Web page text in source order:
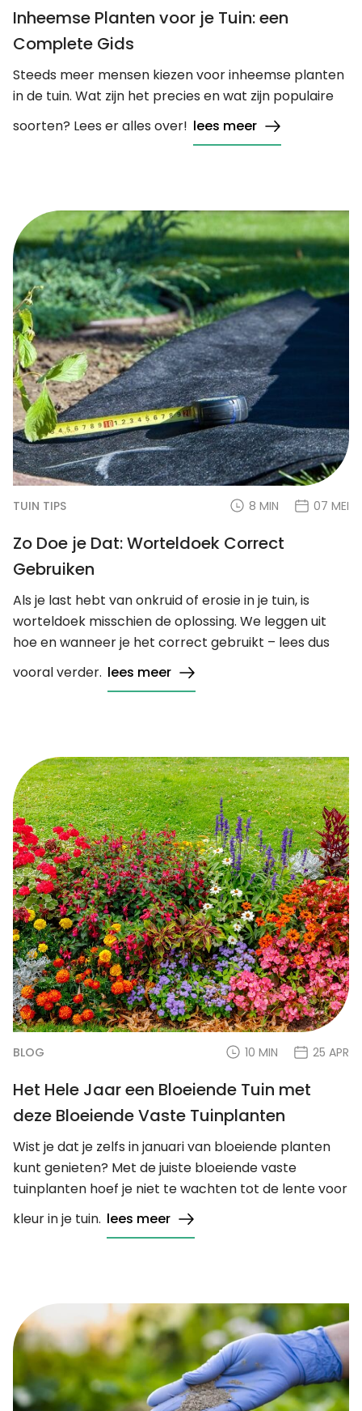
Inheemse Planten voor je Tuin: een
Complete Gids
Steeds meer mensen kiezen voor inheemse planten
in de tuin. Wat zijn het precies en wat zijn populaire
soorten? Lees er alles over! lees meer
TUIN TIPS 8 MIN 07 MEI
Zo Doe je Dat: Worteldoek Correct
Gebruiken
Als je last hebt van onkruid of erosie in je tuin, is
worteldoek misschien de oplossing. We leggen uit
hoe en wanneer je het correct gebruikt – lees dus
vooral verder. lees meer
BLOG 10 MIN 25 APR
Het Hele Jaar een Bloeiende Tuin met
deze Bloeiende Vaste Tuinplanten
Wist je dat je zelfs in januari van bloeiende planten
kunt genieten? Met de juiste bloeiende vaste
tuinplanten hoef je niet te wachten tot de lente voor
kleur in je tuin. lees meer